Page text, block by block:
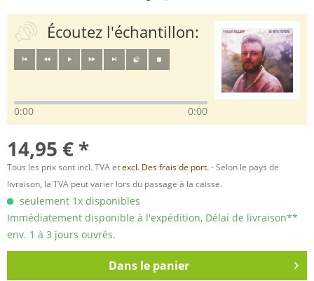
Écoutez l'échantillon:
0:00 0:00
14,95 € *
Tous les prix sont incl. TVA etexcl. Des frais de port.- Selon le pays de
livraison, la TVA peut varier lors du passage à la caisse.
seulement 1x disponibles
Immédiatement disponible à l'expédition, Délai de livraison**
env. 1 à 3 jours ouvrés.
Dans le panier